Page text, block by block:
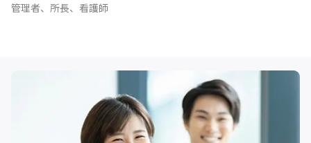
管理者、所長、看護師